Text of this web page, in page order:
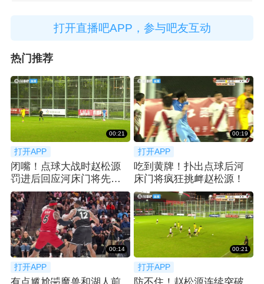
打开直播吧APP，参与吧友互动
热门推荐
00:21
打开APP
闭嘴！点球大战时赵松源
罚进后回应河床门将先前
的挑衅
00:19
打开APP
吃到黄牌！扑出点球后河
床门将疯狂挑衅赵松源！
00:14
打开APP
00:21
打开APP